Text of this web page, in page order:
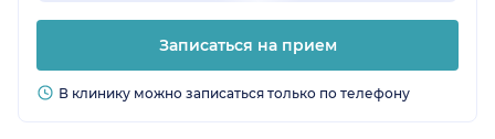
Записаться на прием
В клинику можно записаться только по телефону